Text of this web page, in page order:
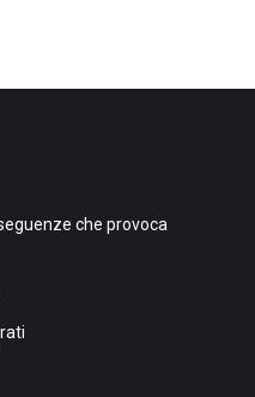
che provoca